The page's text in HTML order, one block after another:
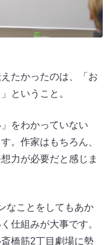
たかったのは、「お
ということ。
をわかっていない
。作家はもちろん、
力が必要だと感じま
なことをしてもあか
仕組みが大事です。
橋筋2丁目劇場に勢